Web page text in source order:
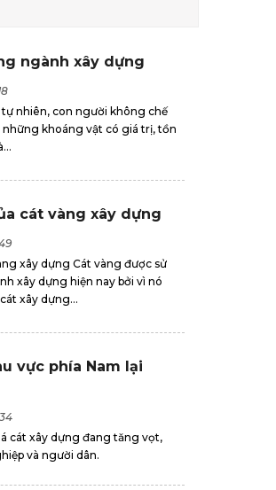
ngành xây dựng
nhiên, con người không chế
khoáng vật có giá trị, tồn
cát vàng xây dựng
xây dựng Cát vàng được sử
xây dựng hiện nay bởi vì nó
xây dựng...
vực phía Nam lại
cát xây dựng đang tăng vọt,
và người dân.